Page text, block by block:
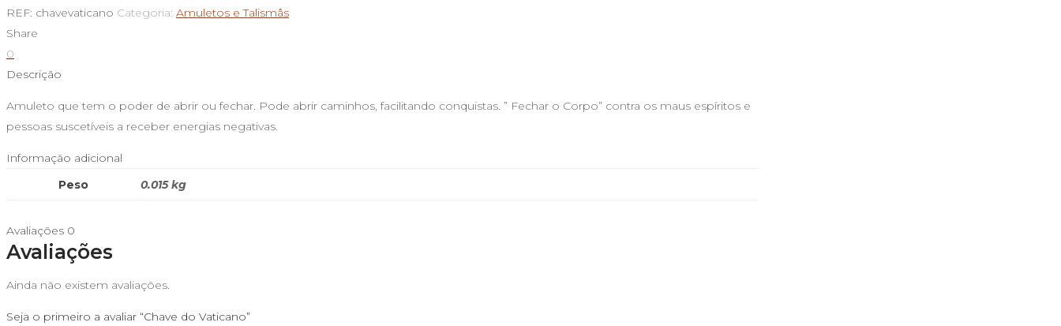
Chave
do
Vaticano
REF: chavevaticano Categoria: Amuletos e Talismâs
Share
0
Descrição
Amuleto que tem o poder de abrir ou fechar. Pode abrir caminhos, facilitando conquistas. ” Fechar o Corpo” contra os maus espíritos e
pessoas suscetíveis a receber energias negativas.
Informação adicional
Peso
0.015 kg
Avaliações 0
Avaliações
Ainda não existem avaliações.
Seja o primeiro a avaliar “Chave do Vaticano”